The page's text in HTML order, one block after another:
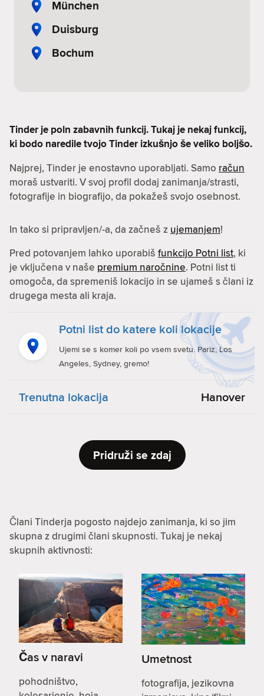
München
Duisburg
Bochum
Tinder je poln zabavnih funkcij. Tukaj je nekaj funkcij,
ki bodo naredile tvojo Tinder izkušnjo še veliko boljšo.
Najprej, Tinder je enostavno uporabljati. Samo račun
moraš ustvariti. V svoj profil dodaj zanimanja/strasti,
fotografije in biografijo, da pokažeš svojo osebnost.
In tako si pripravljen/-a, da začneš z ujemanjem!
Pred potovanjem lahko uporabiš funkcijo Potni list, ki
je vključena v naše premium naročnine. Potni list ti
omogoča, da spremeniš lokacijo in se ujameš s člani iz
drugega mesta ali kraja.
Potni list do katere koli lokacije
Ujemi se s komer koli po vsem svetu. Pariz, Los
Angeles, Sydney, gremo!
Trenutna lokacija Hanover
Pridruži se zdaj
Člani Tinderja pogosto najdejo zanimanja, ki so jim
skupna z drugimi člani skupnosti. Tukaj je nekaj
skupnih aktivnosti:
Čas v naravi
pohodništvo,
Umetnost
fotografija, jezikovna